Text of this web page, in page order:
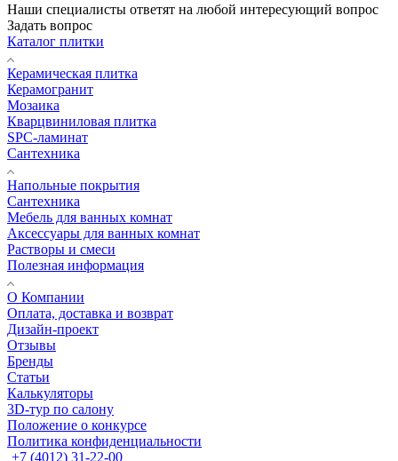
Наши специалисты ответят на любой интересующий вопрос
Задать вопрос
Каталог плитки
Керамическая плитка
Керамогранит
Мозаика
Кварцвиниловая плитка
SPC-ламинат
Сантехника
Напольные покрытия
Сантехника
Мебель для ванных комнат
Аксессуары для ванных комнат
Растворы и смеси
Полезная информация
О Компании
Оплата, доставка и возврат
Дизайн-проект
Отзывы
Бренды
Статьи
Калькуляторы
3D-тур по салону
Положение о конкурсе
Политика конфиденциальности
+7 (4012) 31-22-00